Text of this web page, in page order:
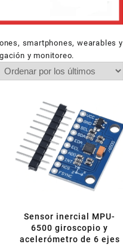
smartphones, wearables y
y monitoreo.
Sensor inercial MPU-
6500 giroscopio y
acelerómetro de 6 ejes